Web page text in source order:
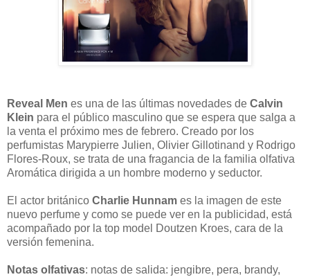
Reveal Men es una de las últimas novedades de Calvin
Klein para el público masculino que se espera que salga a
la venta el próximo mes de febrero. Creado por los
perfumistas Marypierre Julien, Olivier Gillotinand y Rodrigo
Flores-Roux, se trata de una fragancia de la familia olfativa
Aromática dirigida a un hombre moderno y seductor.
El actor británico Charlie Hunnam es la imagen de este
nuevo perfume y como se puede ver en la publicidad, está
acompañado por la top model Doutzen Kroes, cara de la
versión femenina.
Notas olfativas: notas de salida: jengibre, pera, brandy,